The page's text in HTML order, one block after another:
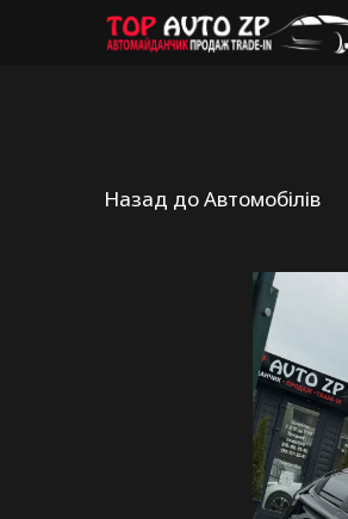
Назад до Автомобілів